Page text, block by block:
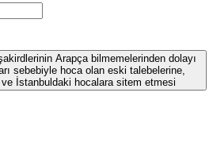
Arapça bilmemelerinden dolayı
sebebiyle hoca olan eski talebelerine,
İstanbuldaki hocalara sitem etmesi